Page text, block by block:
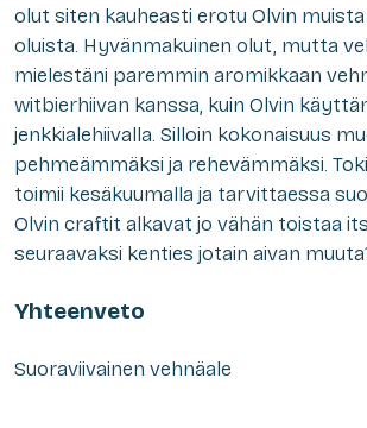
olut siten kauheasti erotu Olvin
oluista. Hyvänmakuinen olut, mutta
mielestäni paremmin aromikkaan
witbierhiivan kanssa, kuin Olvin
jenkkialehiivalla. Silloin kokonaisuus
pehmeämmäksi ja rehevämmäksi.
toimii kesäkuumalla ja tarvittaessa
Olvin craftit alkavat jo vähän toistaa
seuraavaksi kenties jotain aivan
Yhteenveto
Suoraviivainen vehnäale